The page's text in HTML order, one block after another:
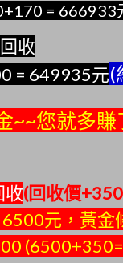
= 666933
收
= 649935元(
~~您就多賺
收(回收價
元，黃金